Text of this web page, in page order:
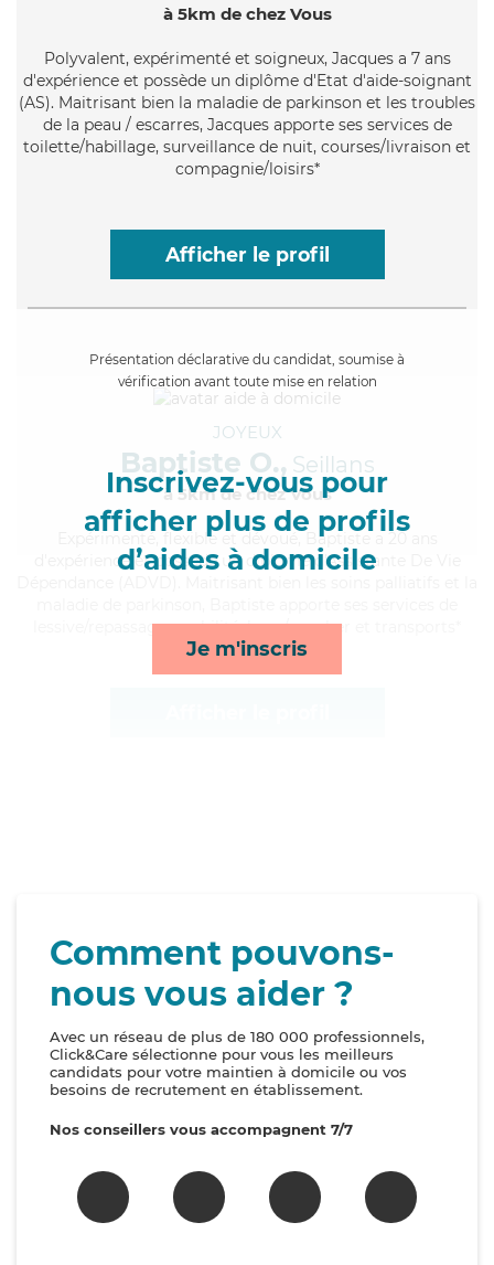
à 5km de chez Vous
Polyvalent, expérimenté et soigneux, Jacques a 7 ans
d'expérience et possède un diplôme d'Etat d'aide-soignant
(AS). Maitrisant bien la maladie de parkinson et les troubles
de la peau / escarres, Jacques apporte ses services de
toilette/habillage, surveillance de nuit, courses/livraison et
compagnie/loisirs*
Afficher le profil
Présentation déclarative du candidat, soumise à
vérification avant toute mise en relation
Inscrivez-vous pour
afficher plus de profils
d’aides à domicile
Je m'inscris
JOYEUX
Baptiste O., Seillans
à 5km de chez Vous
, flexible et dévoué, Baptiste a 20 ans
d'expérience et possède un diplôme d'Assistante De Vie
lessive/repassage, mobilité, lever/coucher et transports*
Comment pouvons-
nous vous aider ?
Avec un réseau de plus de 180 000 professionnels,
Click&Care sélectionne pour vous les meilleurs
candidats pour votre maintien à domicile ou vos
besoins de recrutement en établissement.
Nos conseillers vous accompagnent 7/7